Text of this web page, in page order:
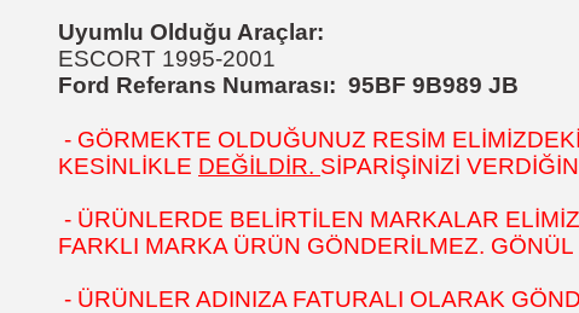
Uyumlu Olduğu Araçlar:
ESCORT 1995-2001
Ford Referans Numarası: 95BF 9B989 JB
- GÖRMEKTE OLDUĞUNUZ RESİM
KESİNLİKLE DEĞİLDİR. SİPARİŞİNİZİ
- ÜRÜNLERDE BELİRTİLEN MARKALAR
FARKLI MARKA ÜRÜN GÖNDERİLMEZ.
- ÜRÜNLER ADINIZA FATURALI OLARAK